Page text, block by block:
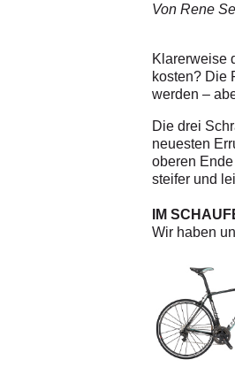
Von Rene
Klarerweise
kosten? Die
werden –
Die drei
neuesten
oberen
steifer und
IM
Wir haben